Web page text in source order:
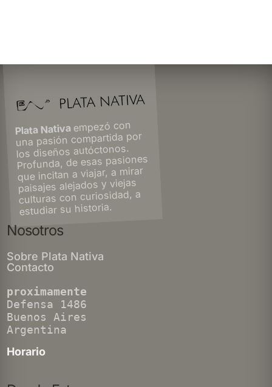
Plata Nativaempezó con
una pasión compartida por
los diseños autóctonos.
Profunda, de esas pasiones
que incitan a viajar, a mirar
paisajes alejados y viejas
culturas con curiosidad, a
estudiar su historia.
Nosotros
Sobre Plata Nativa
Contacto
proximamente
Defensa 1486
Buenos Aires
Argentina
Horario